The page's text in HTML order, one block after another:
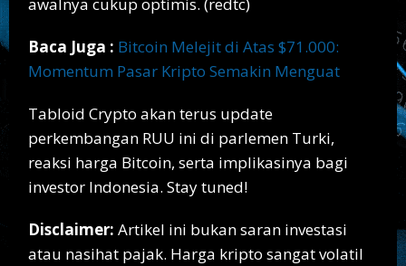
Baca Juga : Bitcoin Melejit di Atas $71.000:
Momentum Pasar Kripto Semakin Menguat
Tabloid Crypto akan terus update
perkembangan RUU ini di parlemen Turki,
reaksi harga Bitcoin, serta implikasinya bagi
investor Indonesia. Stay tuned!
Disclaimer: Artikel ini bukan saran investasi
atau nasihat pajak. Harga kripto sangat volatil